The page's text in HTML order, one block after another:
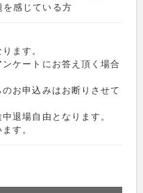
を感じている方
ます。
ケートにお答え頂く場合
お申込みはお断りさせて
退場自由となります。
す。